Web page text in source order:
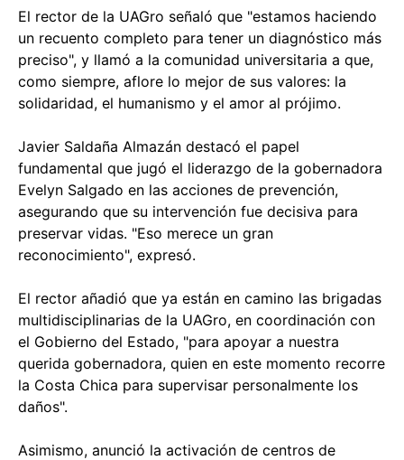
El rector de la UAGro señaló que "estamos haciendo
un recuento completo para tener un diagnóstico más
preciso", y llamó a la comunidad universitaria a que,
como siempre, aflore lo mejor de sus valores: la
solidaridad, el humanismo y el amor al prójimo.
Javier Saldaña Almazán destacó el papel
fundamental que jugó el liderazgo de la gobernadora
Evelyn Salgado en las acciones de prevención,
asegurando que su intervención fue decisiva para
preservar vidas. "Eso merece un gran
reconocimiento", expresó.
El rector añadió que ya están en camino las brigadas
multidisciplinarias de la UAGro, en coordinación con
el Gobierno del Estado, "para apoyar a nuestra
querida gobernadora, quien en este momento recorre
la Costa Chica para supervisar personalmente los
daños".
Asimismo, anunció la activación de centros de